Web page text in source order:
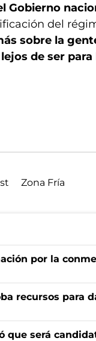
Gobierno
del
sobre la
de ser para
Zona Fría
por la
recursos para
que será